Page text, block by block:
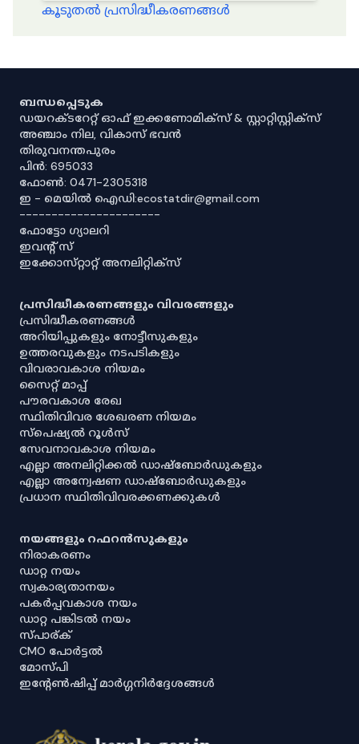
കൂടുതൽ പ്രസിദ്ധീകരണങ്ങൾ
ബന്ധപ്പെടുക
ഡയറക്ടറേറ്റ് ഓഫ് ഇക്കണോമിക്സ് & സ്റ്റാറ്റിസ്റ്റിക്സ്
അഞ്ചാം നില, വികാസ് ഭവൻ
തിരുവനന്തപുരം
പിൻ: 695033
ഫോൺ: 0471-2305318
ഇ - മെയിൽ ഐഡി:ecostatdir@gmail.com
----------------------
ഫോട്ടോ ഗ്യാലറി
ഇവൻ്റ് സ്
ഇക്കോസ്‌റ്റാറ്റ് അനലിറ്റിക്‌സ്
പ്രസിദ്ധീകരണങ്ങളും വിവരങ്ങളും
പ്രസിദ്ധീകരണങ്ങൾ
അറിയിപ്പുകളും നോട്ടീസുകളും
ഉത്തരവുകളും നടപടികളും
വിവരാവകാശ നിയമം
സൈറ്റ് മാപ്പ്
പൗരവകാശ രേഖ
സ്ഥിതിവിവര ശേഖരണ നിയമം
സ്‌പെഷ്യൽ റൂൾസ്
സേവനാവകാശ നിയമം
എല്ലാ അനലിറ്റിക്കൽ ഡാഷ്‌ബോർഡുകളും
എല്ലാ അന്വേഷണ ഡാഷ്‌ബോർഡുകളും
പ്രധാന സ്ഥിതിവിവരക്കണക്കുകൾ
നയങ്ങളും റഫറൻസുകളും
നിരാകരണം
ഡാറ്റ നയം
സ്വകാര്യതാനയം
പകർപ്പവകാശ നയം
ഡാറ്റ പങ്കിടൽ നയം
സ്പാര്ക്
CMO പോർട്ടൽ
മോസ്പി
ഇൻ്റേൺഷിപ്പ് മാർഗ്ഗനിർദ്ദേശങ്ങൾ